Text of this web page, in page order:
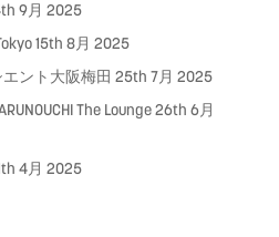
9月 2025
15th 8月 2025
ント大阪梅田 25th 7月 2025
The Lounge26th 6月
4月 2025